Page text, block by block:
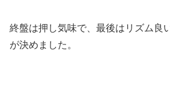
終盤は押し気味で、最後はリズム良
が決めました。